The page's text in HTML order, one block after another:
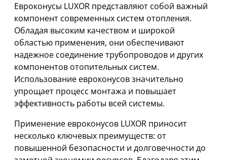
Евроконусы LUXOR представляют собой важный
компонент современных систем отопления.
Обладая высоким качеством и широкой
областью применения, они обеспечивают
надежное соединение трубопроводов и других
компонентов отопительных систем.
Использование евроконусов значительно
упрощает процесс монтажа и повышает
эффективность работы всей системы.
Применение евроконусов LUXOR приносит
несколько ключевых преимуществ: от
повышенной безопасности и долговечности до